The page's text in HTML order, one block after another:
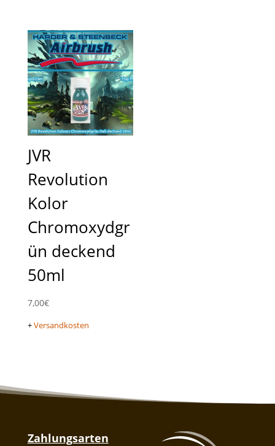
JVR
Revolution
Kolor
Chromoxydgr
ün deckend
50ml
7,00€
+Versandkosten
Zahlungsarten